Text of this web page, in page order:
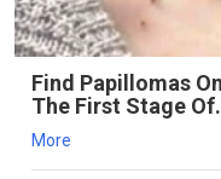
Find Papillomas
The First Stage
More